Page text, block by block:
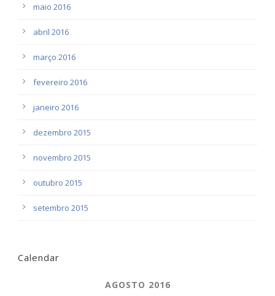
maio 2016
abril 2016
março 2016
fevereiro 2016
janeiro 2016
dezembro 2015
novembro 2015
outubro 2015
setembro 2015
Calendar
AGOSTO 2016